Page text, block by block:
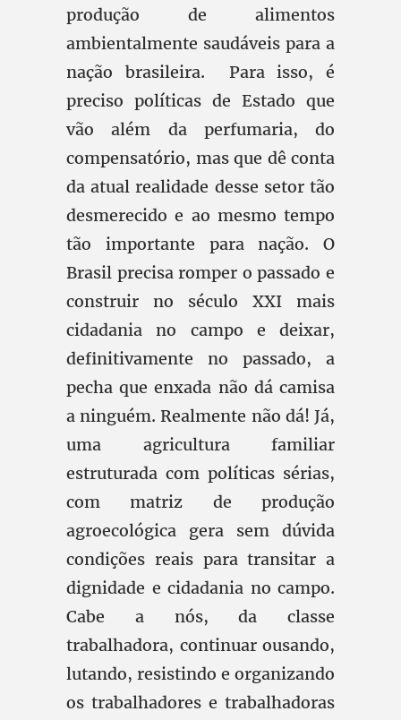
produção de alimentos
ambientalmente saudáveis para a
nação brasileira. Para isso, é
preciso políticas de Estado que
vão além da perfumaria, do
compensatório, mas que dê conta
da atual realidade desse setor tão
desmerecido e ao mesmo tempo
tão importante para nação. O
Brasil precisa romper o passado e
construir no século XXI mais
cidadania no campo e deixar,
definitivamente no passado, a
pecha que enxada não dá camisa
a ninguém. Realmente não dá! Já,
uma agricultura familiar
estruturada com políticas sérias,
com matriz de produção
agroecológica gera sem dúvida
condições reais para transitar a
dignidade e cidadania no campo.
Cabe a nós, da classe
trabalhadora, continuar ousando,
lutando, resistindo e organizando
os trabalhadores e trabalhadoras